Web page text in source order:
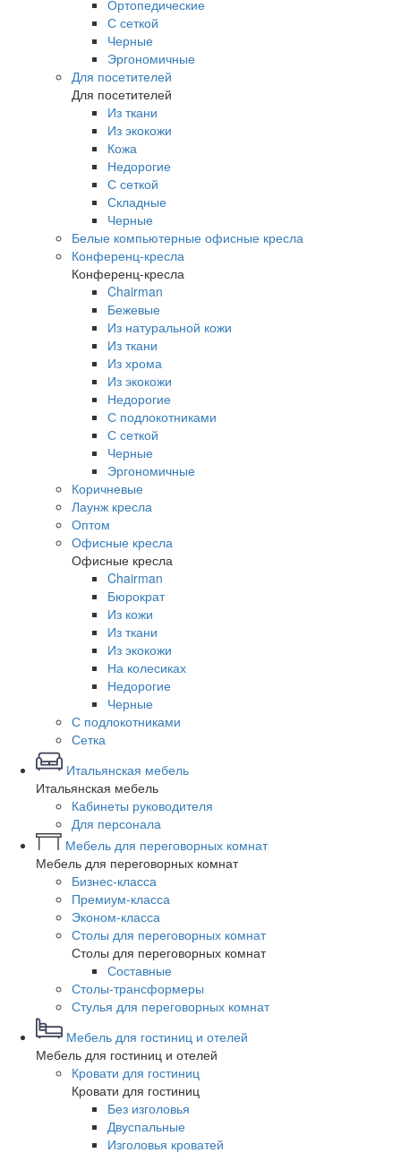
Ортопедические
С сеткой
Черные
Эргономичные
Для посетителей
Для посетителей
Из ткани
Из экокожи
Кожа
Недорогие
С сеткой
Складные
Черные
Белые компьютерные офисные кресла
Конференц-кресла
Конференц-кресла
Chairman
Бежевые
Из натуральной кожи
Из ткани
Из хрома
Из экокожи
Недорогие
С подлокотниками
С сеткой
Черные
Эргономичные
Коричневые
Лаунж кресла
Оптом
Офисные кресла
Офисные кресла
Chairman
Бюрократ
Из кожи
Из ткани
Из экокожи
На колесиках
Недорогие
Черные
С подлокотниками
Сетка
Итальянская мебель
Итальянская мебель
Кабинеты руководителя
Для персонала
Мебель для переговорных комнат
Мебель для переговорных комнат
Бизнес-класса
Премиум-класса
Эконом-класса
Столы для переговорных комнат
Столы для переговорных комнат
Составные
Столы-трансформеры
Стулья для переговорных комнат
Мебель для гостиниц и отелей
Мебель для гостиниц и отелей
Кровати для гостиниц
Кровати для гостиниц
Без изголовья
Двуспальные
Изголовья кроватей